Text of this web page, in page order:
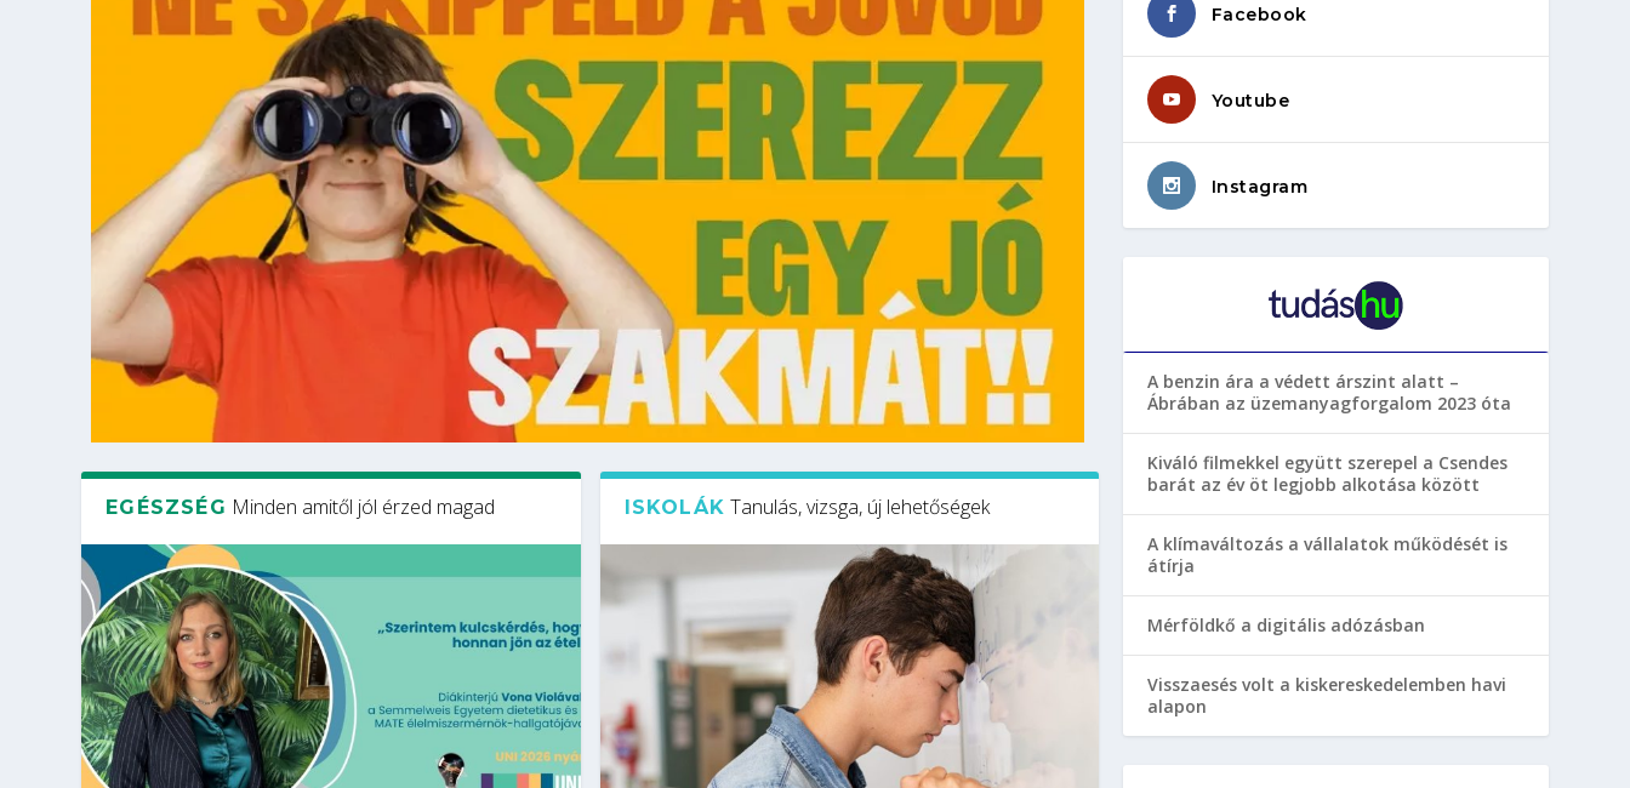
EGÉSZSÉG Minden amitől jól érzed magad ISKOLÁK Tanulás, vizsga, új lehetőségek
Facebook
Youtube
Instagram
A benzin ára a védett árszint alatt –
Ábrában az üzemanyagforgalom 2023 óta
Kiváló filmekkel együtt szerepel a Csendes
barát az év öt legjobb alkotása között
A klímaváltozás a vállalatok működését is
átírja
Mérföldkő a digitális adózásban
Visszaesés volt a kiskereskedelemben havi
alapon